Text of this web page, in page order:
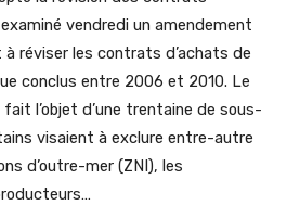
vendredi un amendement
réviser les contrats d’achats de
conclus entre 2006 et 2010. Le
l’objet d’une trentaine de sous-
visaient à exclure entre-autre
d’outre-mer (ZNI), les